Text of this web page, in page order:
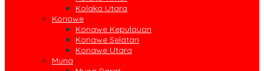
Kolaka Utara
Konawe
Konawe Kepulauan
Konawe Selatan
Konawe Utara
Muna